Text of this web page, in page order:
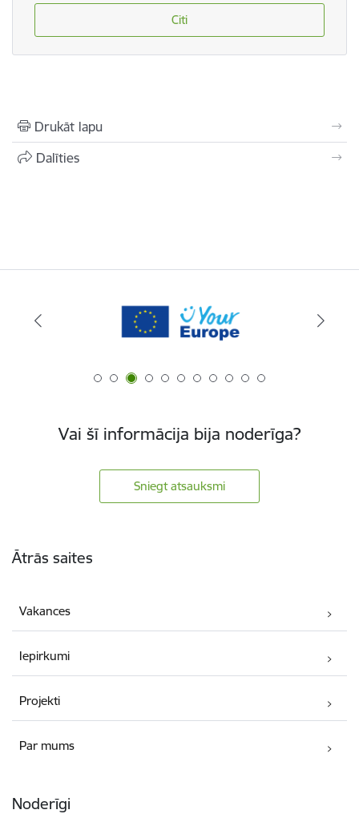
Citi
Drukāt lapu
Dalīties
Vai šī informācija bija noderīga?
Sniegt atsauksmi
Ātrās saites
Vakances
Iepirkumi
Projekti
Par mums
Noderīgi